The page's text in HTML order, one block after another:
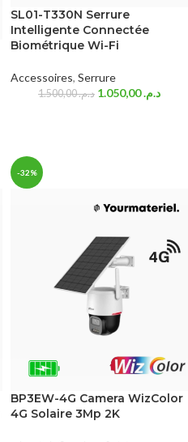
SL01-T330N Serrure
Intelligente Connectée
Biométrique Wi-Fi
Accessoires, Serrure
د.م.1.500,00 د.م.1.050,00
-32%
BP3EW-4G Camera WizColor
4G Solaire 3Mp 2K